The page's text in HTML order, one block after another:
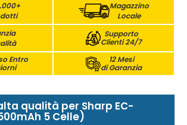
Magazzino
Locale
Supporto
Clienti 24/7
Entro
12 Mesi
di Garanzia
qualità per Sharp EC-
5 Celle)